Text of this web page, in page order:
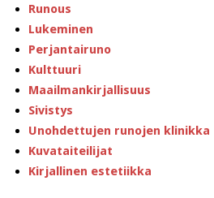
Runous
Lukeminen
Perjantairuno
Kulttuuri
Maailmankirjallisuus
Sivistys
Unohdettujen runojen klinikka
Kuvataiteilijat
Kirjallinen estetiikka